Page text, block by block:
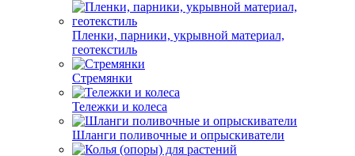
Пленки, парники, укрывной материал,
геотекстиль
Стремянки
Тележки и колеса
Шланги поливочные и опрыскиватели